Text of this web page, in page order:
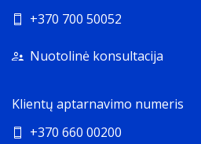
+370 700 50052
Nuotolinė konsultacija
Klientų aptarnavimo numeris
+370 660 00200